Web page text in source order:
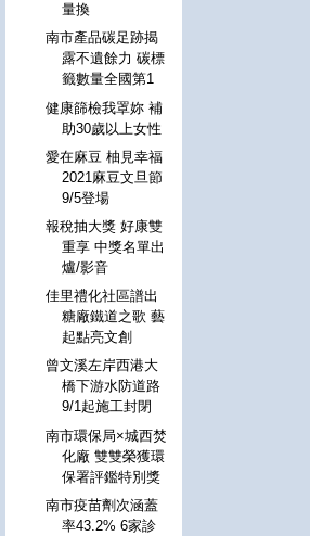
量換
南市產品碳足跡揭
露不遺餘力 碳標
籤數量全國第1
健康篩檢我罩妳 補
助30歲以上女性
愛在麻豆 柚見幸福
2021麻豆文旦節
9/5登場
報稅抽大獎 好康雙
重享 中獎名單出
爐/影音
佳里禮化社區譜出
糖廠鐵道之歌 藝
起點亮文創
曾文溪左岸西港大
橋下游水防道路
9/1起施工封閉
南市環保局×城西焚
化廠 雙雙榮獲環
保署評鑑特別獎
南市疫苗劑次涵蓋
率43.2% 6家診